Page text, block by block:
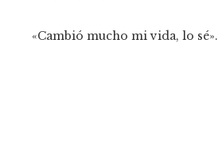
«Cambió mucho mi vida, lo sé».